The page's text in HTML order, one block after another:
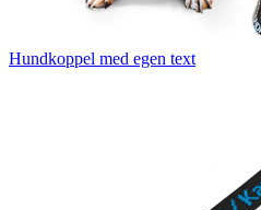
Hundkoppel med egen text